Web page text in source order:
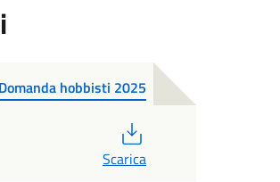
Domanda hobbisti 2025
Scarica